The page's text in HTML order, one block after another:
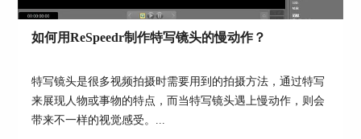
改“Mirror”可以调整视频的镜像角度，主要有4个选
项：“not（不翻转）”、“horizontal（水平翻
翻转）”。
如何用ReSpeedr制作特写镜头的慢动作？
特写镜头是很多视频拍摄时需要用到的拍摄方法，通过特写
来展现人物或事物的特点，而当特写镜头遇上慢动作，则会
带来不一样的视觉感受。...